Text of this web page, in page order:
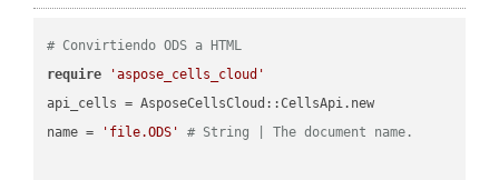
# Convirtiendo ODS a HTML
require
'aspose_cells_cloud'
api_cells = AsposeCellsCloud::CellsApi.new
name =
'file.ODS' # String | The document name.